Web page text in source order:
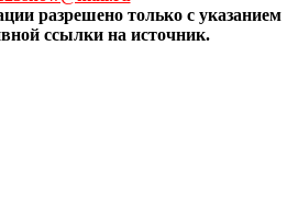
разрешено только с указанием
ссылки на источник.